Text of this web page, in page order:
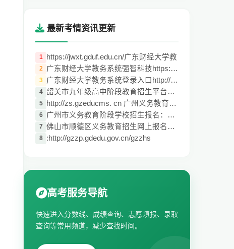
最新考情资讯更新
1 https://jwxt.gduf.edu.cn/广东财经大学教
2 广东财经大学教务系统强智科技https://jwxt
3 广东财经大学教务系统登录入口http://jwxt.
4 韶关市九年级高中阶段教育招生平台https://
5 http://zs.gzeducms. cn 广州义务教育学校
6 广州市义务教育阶段学校招生报名：https://
7 佛山市顺德区义务教育招生网上报名系统：ht
8 :http://gzzp.gdedu.gov.cn/gzzhs
高考服务导航
快速进入分数线、成绩查询、志愿填报、录取
查询等常用频道，减少查找时间。